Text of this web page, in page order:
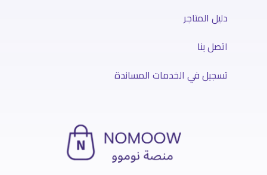
دليل المتاجر
اتصل بنا
تسجيل في الخدمات المساندة